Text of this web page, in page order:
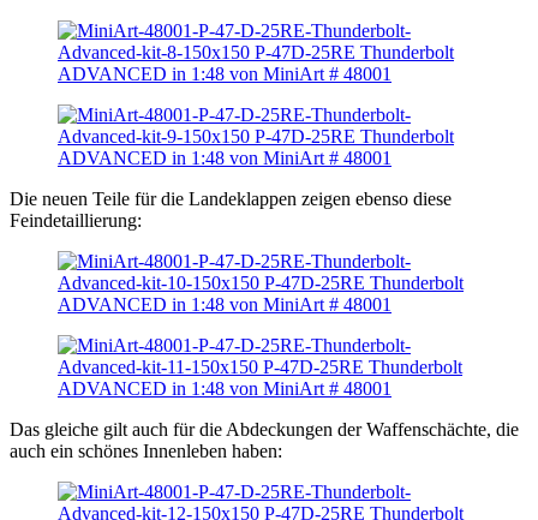
Die neuen Teile für die Landeklappen zeigen ebenso diese
Feindetaillierung:
Das gleiche gilt auch für die Abdeckungen der Waffenschächte, die
auch ein schönes Innenleben haben: